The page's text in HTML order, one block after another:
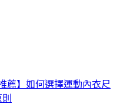
薦】如何選擇運動內衣尺